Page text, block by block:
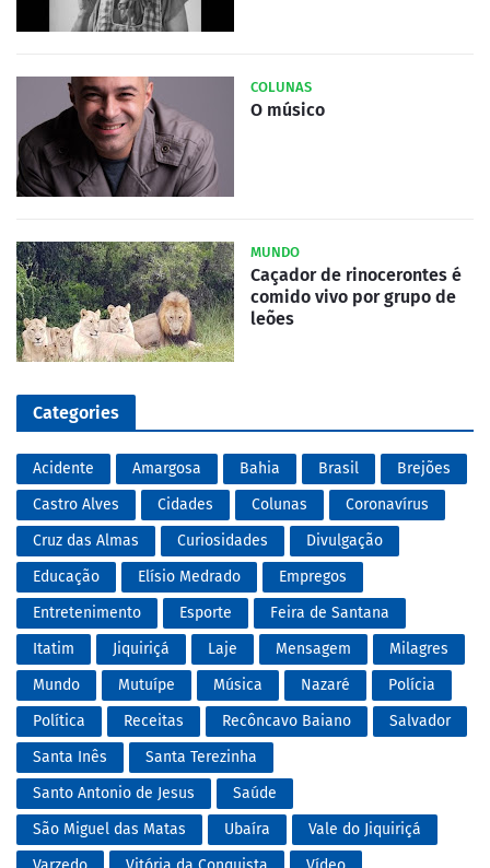
COLUNAS
O músico
MUNDO
Caçador de rinocerontes é
comido vivo por grupo de
leões
Categories
Acidente Amargosa Bahia Brasil
Brejões
Castro Alves
Cidades Colunas
Coronavírus
Cruz das Almas
Curiosidades
Divulgação
Educação
Elísio Medrado
Empregos
Entretenimento
Esporte
Feira de Santana
Itatim
Jiquiriçá Laje Mensagem
Milagres
Mundo
Mutuípe Música Nazaré
Polícia
Política
Receitas Recôncavo Baiano
Salvador
Santa Inês
Santa Terezinha
Santo Antonio de Jesus
Saúde
São Miguel das Matas
Ubaíra
Vale do Jiquiriçá